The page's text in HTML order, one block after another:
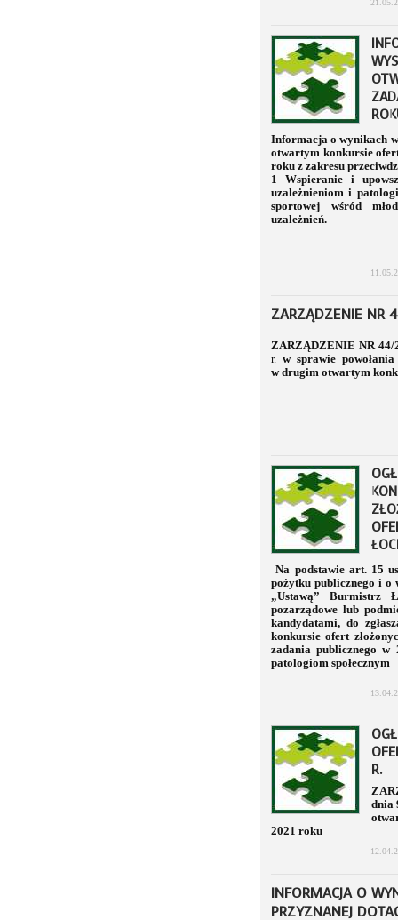
Informacja o wynikach
otwartym konkursie
roku z zakresu
1 Wspieranie i
uzależnieniom i
sportowej wśród
uzależnień.
ZARZĄDZENIE NR
ZARZĄDZENIE NR
r. w sprawie
w drugim otwartym
Na podstawie art. 15
pożytku publicznego i
„Ustawą” Burmistrz
pozarządowe lub
kandydatami, do
konkursie ofert
zadania publicznego w
patologiom społecznym
R.
dnia
2021 roku
INFORMACJA O
PRZYZNANEJ